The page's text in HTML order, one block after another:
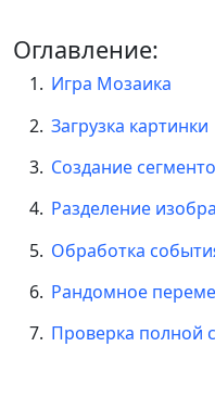
Оглавление:
Игра Мозаика
Загрузка картинки
Создание
Разделение
Обработка
Рандомное
Проверка полной